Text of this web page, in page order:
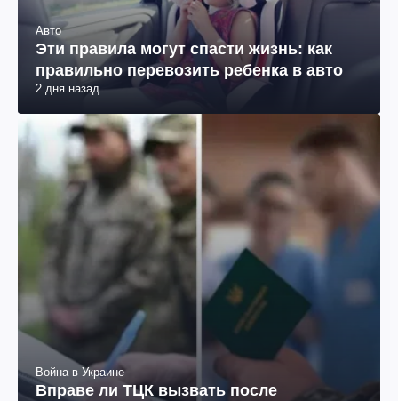
Авто
Эти правила могут спасти жизнь: как
правильно перевозить ребенка в авто
2 дня назад
Война в Украине
Вправе ли ТЦК вызвать после